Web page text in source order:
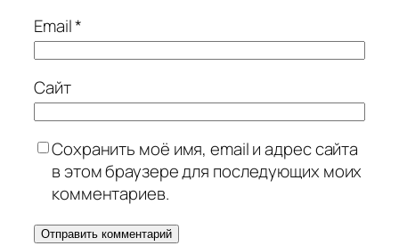
Email*
Сайт
Сохранить моё имя, email и адрес сайта
в этом браузере для последующих моих
комментариев.